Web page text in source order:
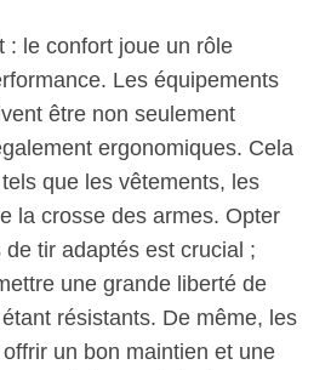
: le confort joue un rôle
Les équipements
être non seulement
ergonomiques. Cela
que les vêtements, les
la crosse des armes. Opter
tir adaptés est crucial ;
une grande liberté de
résistants. De même, les
un bon maintien et une